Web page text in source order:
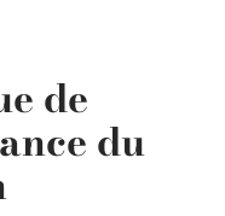
de
du